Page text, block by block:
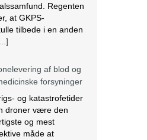
Regenten
at GKPS-
tilbede i en anden
af blod og
forsyninger
og katastrofetider
droner være den
og mest
måde at